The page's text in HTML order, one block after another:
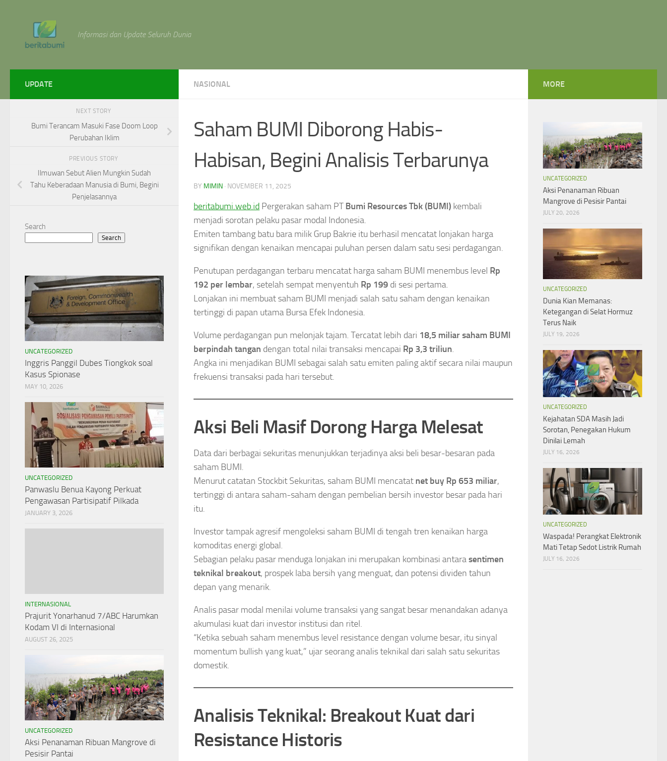
Informasi dan Update Seluruh Dunia
NASIONAL
Saham BUMI Diborong Habis-
Habisan, Begini Analisis Terbarunya
BY MIMIN · NOVEMBER 11, 2025
beritabumi.web.id Pergerakan saham PTBumi Resources Tbk (BUMI) kembali
menjadi sorotan pelaku pasar modal Indonesia.
Emiten tambang batu bara milik Grup Bakrie itu berhasil mencatat lonjakan harga
signifikan dengan kenaikan mencapai puluhan persen dalam satu sesi perdagangan.
Penutupan perdagangan terbaru mencatat harga saham BUMI menembus level Rp
192 per lembar, setelah sempat menyentuh Rp 199 di sesi pertama.
Lonjakan ini membuat saham BUMI menjadi salah satu saham dengan kenaikan
tertinggi di papan utama Bursa Efek Indonesia.
Volume perdagangan pun melonjak tajam. Tercatat lebih dari 18,5 miliar saham BUMI
berpindah tangan dengan total nilai transaksi mencapai Rp 3,3 triliun.
Angka ini menjadikan BUMI sebagai salah satu emiten paling aktif secara nilai maupun
frekuensi transaksi pada hari tersebut.
Aksi Beli Masif Dorong Harga Melesat
Data dari berbagai sekuritas menunjukkan terjadinya aksi beli besar-besaran pada
saham BUMI.
Menurut catatan Stockbit Sekuritas, saham BUMI mencatat net buy Rp 653 miliar,
tertinggi di antara saham-saham dengan pembelian bersih investor besar pada hari
itu.
Investor tampak agresif mengoleksi saham BUMI di tengah tren kenaikan harga
komoditas energi global.
Sebagian pelaku pasar menduga lonjakan ini merupakan kombinasi antarasentimen
teknikal breakout, prospek laba bersih yang menguat, dan potensi dividen tahun
depan yang menarik.
Analis pasar modal menilai volume transaksi yang sangat besar menandakan adanya
akumulasi kuat dari investor institusi dan ritel.
“Ketika sebuah saham menembus level resistance dengan volume besar, itu sinyal
momentum bullish yang kuat,” ujar seorang analis teknikal dari salah satu sekuritas
domestik.
Analisis Teknikal: Breakout Kuat dari
Resistance Historis
UPDATE
NEXT STORY
Bumi Terancam Masuki Fase Doom Loop
Perubahan Iklim
PREVIOUS STORY
Ilmuwan Sebut Alien Mungkin Sudah
Tahu Keberadaan Manusia di Bumi, Begini
Penjelasannya
Search
Search
UNCATEGORIZED
Inggris Panggil Dubes Tiongkok soal
Kasus Spionase
MAY 10, 2026
UNCATEGORIZED
Panwaslu Benua Kayong Perkuat
Pengawasan Partisipatif Pilkada
JANUARY 3, 2026
INTERNASIONAL
Prajurit Yonarhanud 7/ABC Harumkan
Kodam VI di Internasional
AUGUST 26, 2025
UNCATEGORIZED
Aksi Penanaman Ribuan Mangrove di
Pesisir Pantai
MORE
UNCATEGORIZED
Aksi Penanaman Ribuan
Mangrove di Pesisir Pantai
JULY 20, 2026
UNCATEGORIZED
Dunia Kian Memanas:
Ketegangan di Selat Hormuz
Terus Naik
JULY 19, 2026
UNCATEGORIZED
Kejahatan SDA Masih Jadi
Sorotan, Penegakan Hukum
Dinilai Lemah
JULY 16, 2026
UNCATEGORIZED
Waspada! Perangkat Elektronik
Mati Tetap Sedot Listrik Rumah
JULY 16, 2026